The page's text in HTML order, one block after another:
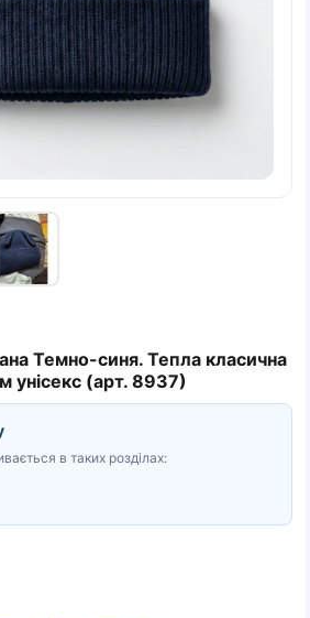
Темно-синя. Тепла класична
унісекс (арт. 8937)
в таких розділах: